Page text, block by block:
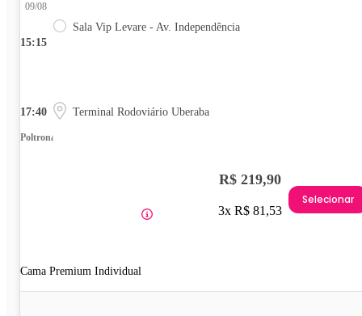
15:15
09/08
Sala Vip Levare - Av. Independência
17:40 Terminal Rodoviário Uberaba
Poltrona
Cama Premium Individual
R$ 219,90
3x R$ 81,53
Selecionar